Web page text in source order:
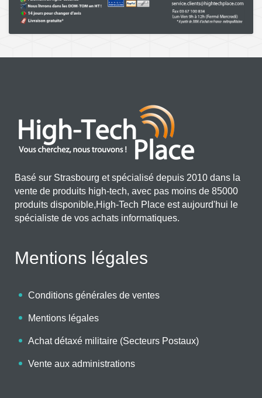
Basé sur Strasbourg et spécialisé depuis 2010 dans la
vente de produits high-tech, avec pas moins de 85000
produits disponible,High-Tech Place est aujourd'hui le
spécialiste de vos achats informatiques.
Mentions légales
Conditions générales de ventes
Mentions légales
Achat détaxé militaire (Secteurs Postaux)
Vente aux administrations